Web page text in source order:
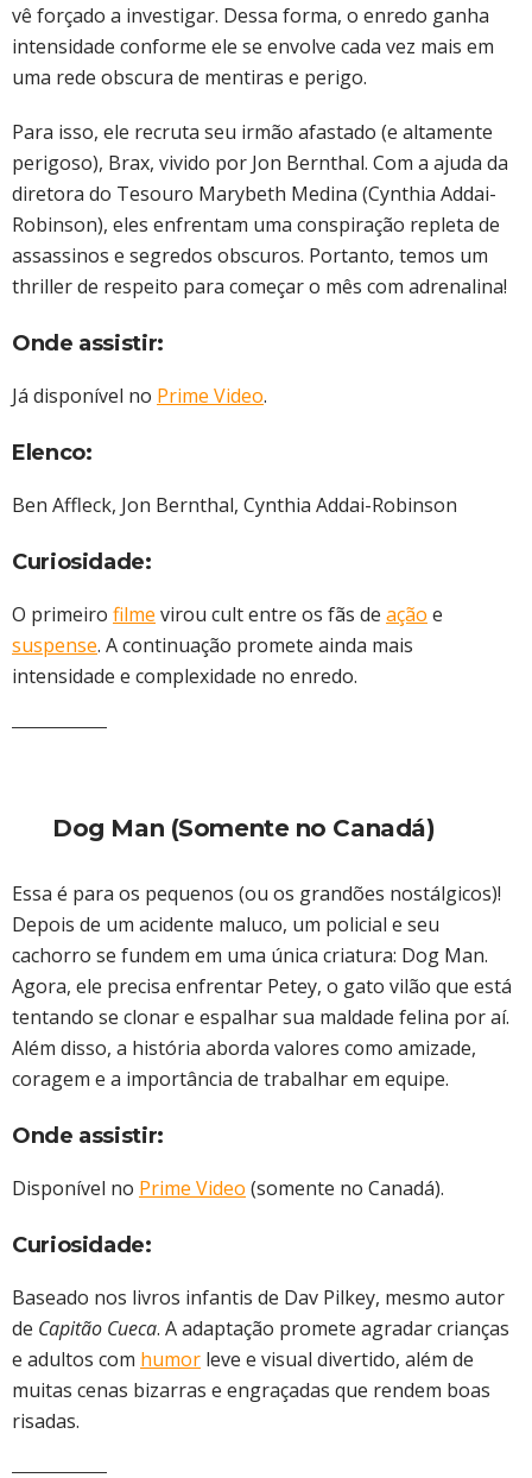
vê forçado a investigar. Dessa forma, o enredo ganha
intensidade conforme ele se envolve cada vez mais em
uma rede obscura de mentiras e perigo.
Para isso, ele recruta seu irmão afastado (e altamente
perigoso), Brax, vivido por Jon Bernthal. Com a ajuda da
diretora do Tesouro Marybeth Medina (Cynthia Addai-
Robinson), eles enfrentam uma conspiração repleta de
assassinos e segredos obscuros. Portanto, temos um
thriller de respeito para começar o mês com adrenalina!
Onde assistir:
Já disponível no Prime Video.
Elenco:
Ben Affleck, Jon Bernthal, Cynthia Addai-Robinson
Curiosidade:
O primeiro filme virou cult entre os fãs de ação e
suspense. A continuação promete ainda mais
intensidade e complexidade no enredo.
Dog Man (Somente no Canadá)
Essa é para os pequenos (ou os grandões nostálgicos)!
Depois de um acidente maluco, um policial e seu
cachorro se fundem em uma única criatura: Dog Man.
Agora, ele precisa enfrentar Petey, o gato vilão que está
tentando se clonar e espalhar sua maldade felina por aí.
Além disso, a história aborda valores como amizade,
coragem e a importância de trabalhar em equipe.
Onde assistir:
Disponível no Prime Video (somente no Canadá).
Curiosidade:
Baseado nos livros infantis de Dav Pilkey, mesmo autor
de Capitão Cueca. A adaptação promete agradar crianças
e adultos com humor leve e visual divertido, além de
muitas cenas bizarras e engraçadas que rendem boas
risadas.